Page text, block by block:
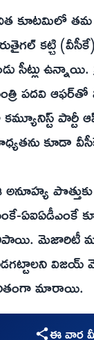
కూటమిలో తమ
కట్చి
సీట్లు
పదవి ఆఫర్‌తో
కమ్యూనిస్ట్
కూడా
పొత్తుకు
ఏఐఏడీఎంకే
మెజారిటీ
మారాయి.
ఈ వార్త